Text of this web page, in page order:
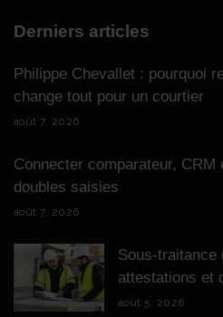
Derniers articles
Philippe Chevallet : pourquoi
change tout pour un courtier
août 7, 2026
Connecter comparateur,
doubles saisies
août 7, 2026
Sous-traitance
attestations et
août 5, 2026